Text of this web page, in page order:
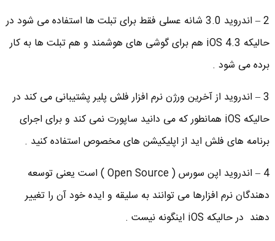
2 – اندروید 3.0 شانه عسلی فقط برای تبلت ها استفاده می شود در
حالیکه iOS 4.3 هم برای گوشی های هوشمند و هم تبلت ها به کار
برده می شود .
3 – اندروید از آخرین ورژن نرم افزار فلش پلیر پشتیبانی می کند در
حالیکه iOS همانطور که می دانید ساپورت نمی کند و برای اجرای
برنامه های فلش اید از اپلیکیشن های مخصوص استفاده کنید .
4 – اندروید اپن سورس ( Open Source ) است یعنی توسعه
دهندگان نرم افزارها می توانند به سلیقه و ایده خود آن را تغییر
دهند در حالیکه iOS اینگونه نیست .